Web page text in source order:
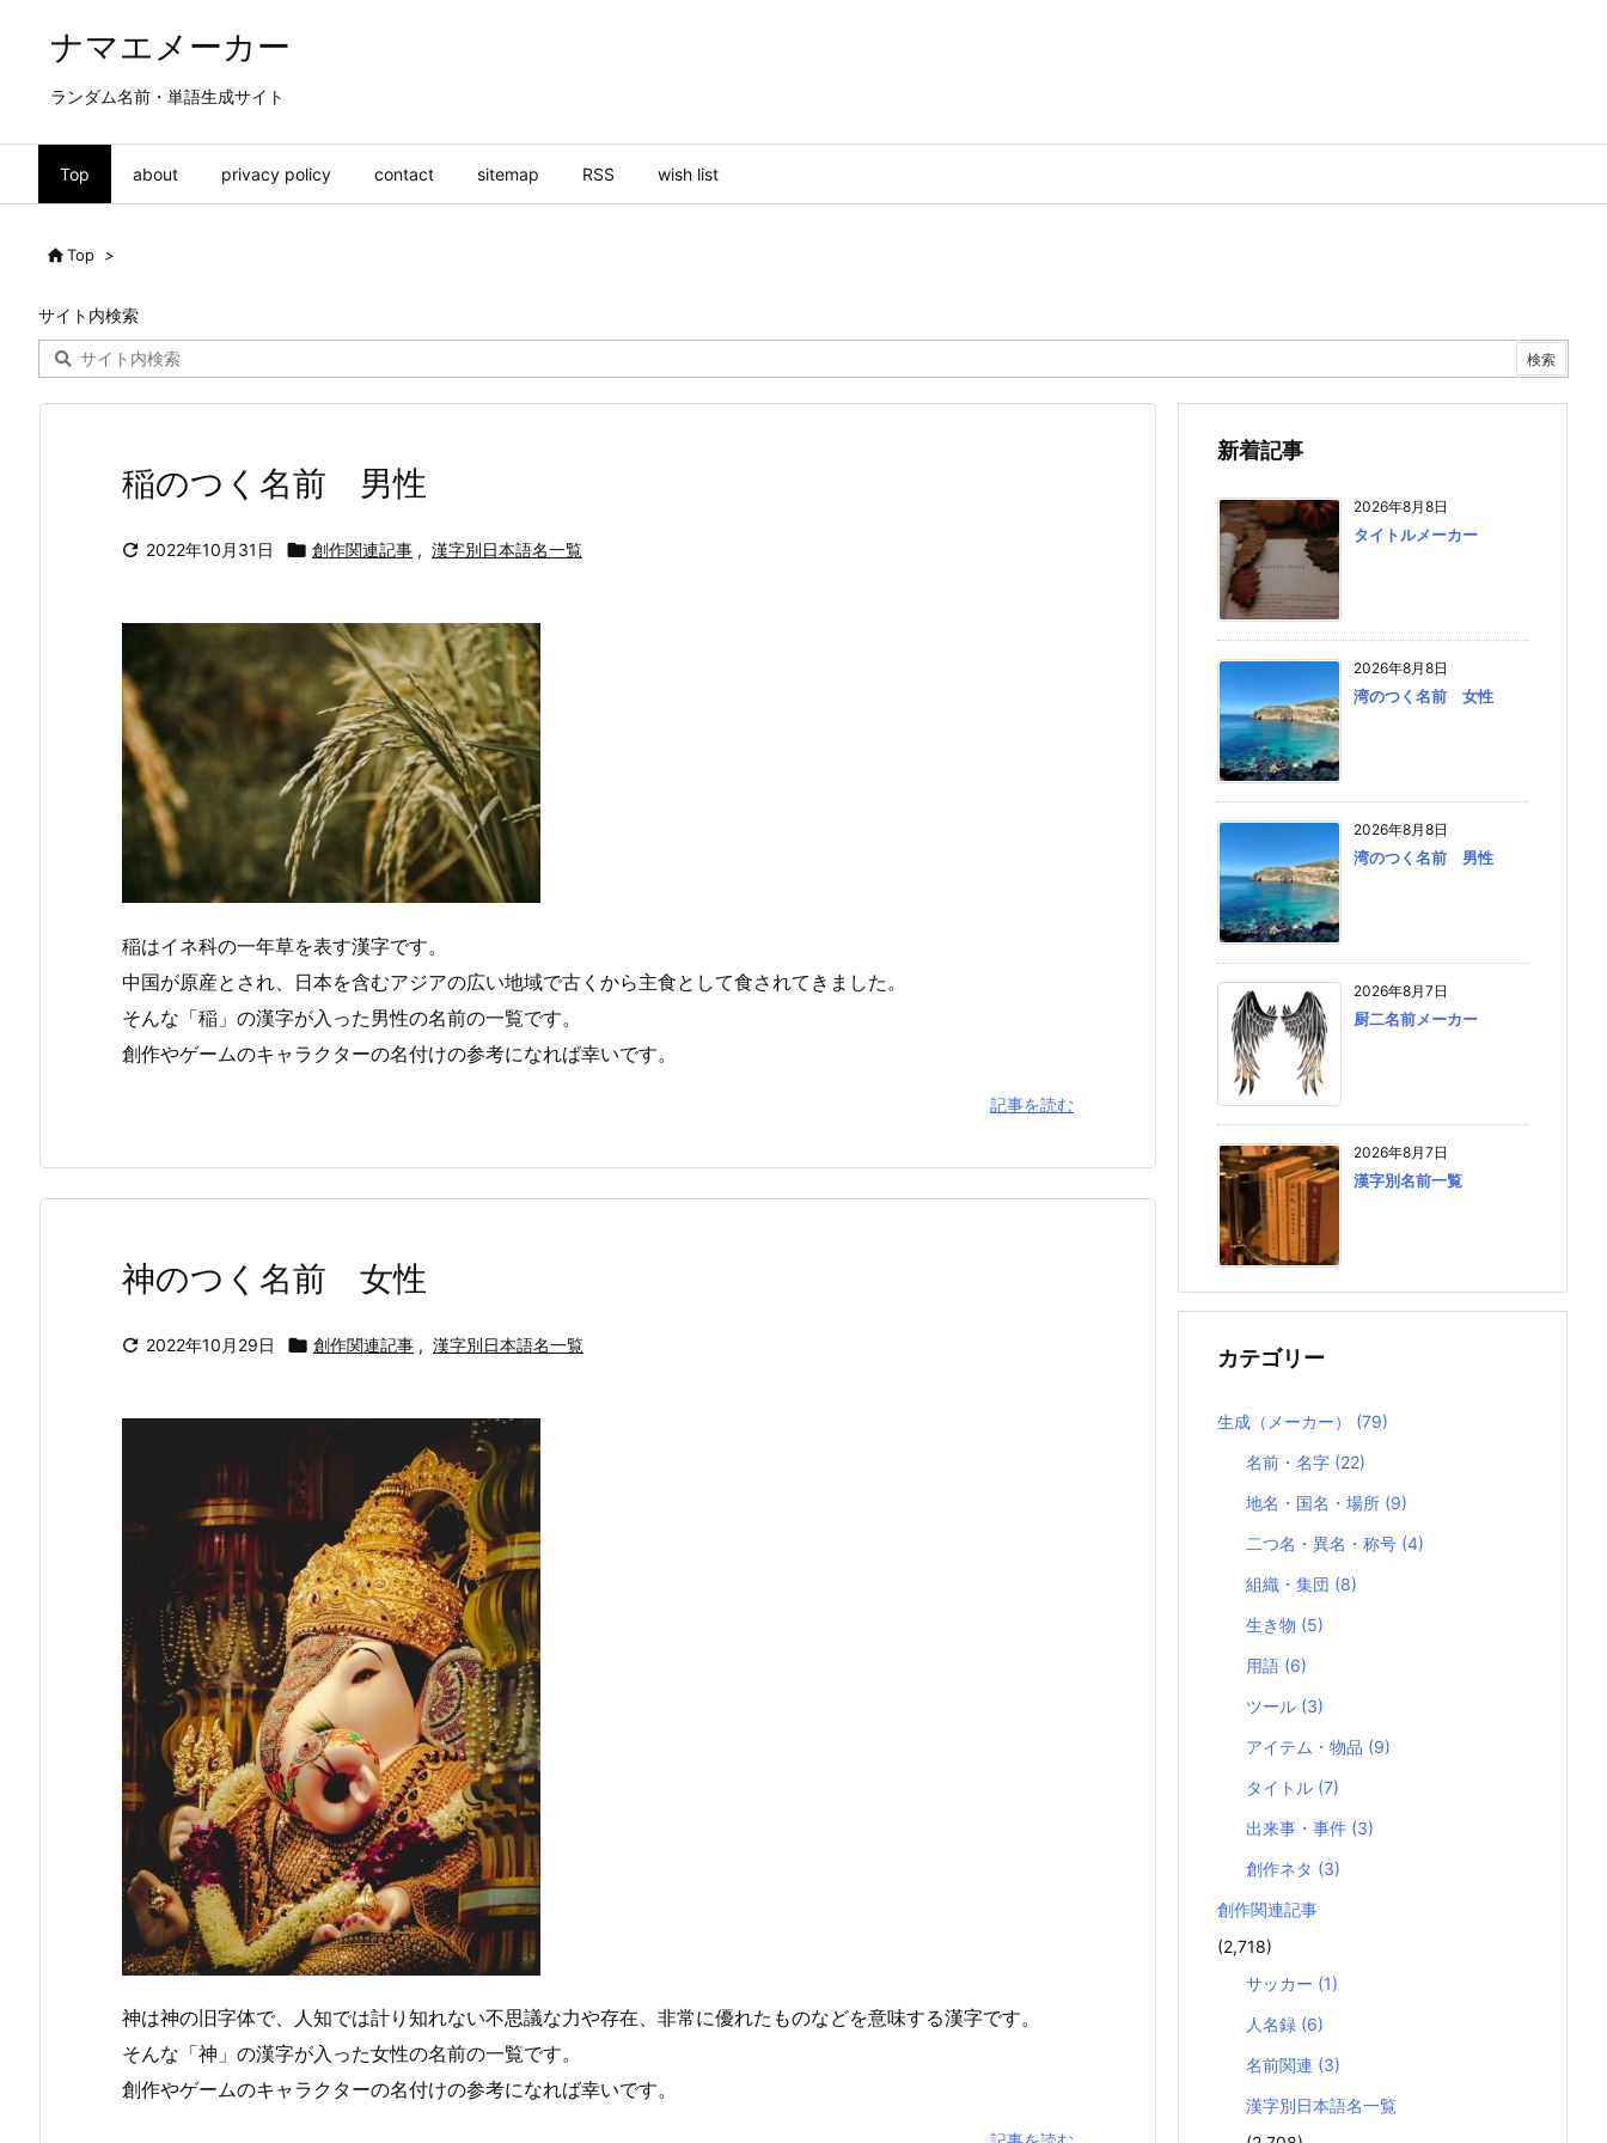
ナマエメーカー
ランダム名前・単語生成サイト
Top about privacy policy contact sitemap RSS wish list
Top >
サイト内検索
稲のつく名前 男性
 2022年10月31日  創作関連記事 , 漢字別日本語名一覧
稲はイネ科の一年草を表す漢字です。
中国が原産とされ、日本を含むアジアの広い地域で古くから主食として食されてきました。
そんな「稲」の漢字が入った男性の名前の一覧です。
創作やゲームのキャラクターの名付けの参考になれば幸いです。
記事を読む
神のつく名前 女性
 2022年10月29日  創作関連記事 , 漢字別日本語名一覧
神は神の旧字体で、人知では計り知れない不思議な力や存在、非常に優れたものなどを意味する漢字です。
そんな「神」の漢字が入った女性の名前の一覧です。
創作やゲームのキャラクターの名付けの参考になれば幸いです。
新着記事
2026年8月8日
タイトルメーカー
2026年8月8日
湾のつく名前 女性
2026年8月8日
湾のつく名前 男性
2026年8月7日
厨二名前メーカー
2026年8月7日
漢字別名前一覧
カテゴリー
生成（メーカー） (79)
名前・名字 (22)
地名・国名・場所 (9)
二つ名・異名・称号 (4)
組織・集団 (8)
生き物 (5)
用語 (6)
ツール (3)
アイテム・物品 (9)
タイトル (7)
出来事・事件 (3)
創作ネタ (3)
創作関連記事
(2,718)
サッカー (1)
人名録 (6)
名前関連 (3)
漢字別日本語名一覧